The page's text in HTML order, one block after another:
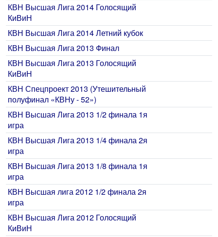
КВН Высшая Лига 2014 Голосящий
КиВиН
КВН Высшая Лига 2014 Летний кубок
КВН Высшая Лига 2013 Финал
КВН Высшая Лига 2013 Голосящий
КиВиН
КВН Спецпроект 2013 (Утешительный
полуфинал «КВНу - 52»)
КВН Высшая Лига 2013 1/2 финала 1я
игра
КВН Высшая Лига 2013 1/4 финала 2я
игра
КВН Высшая Лига 2013 1/8 финала 1я
игра
КВН Высшая лига 2012 1/2 финала 2я
игра
КВН Высшая Лига 2012 Голосящий
КиВиН